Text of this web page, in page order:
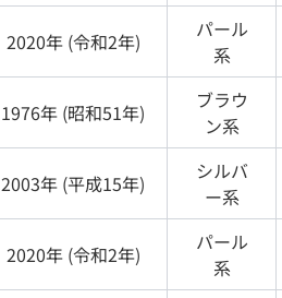
2020年 (令和2年)
パール
系
1976年 (昭和51年)
ブラウ
ン系
2003年 (平成15年)
シルバ
ー系
2020年 (令和2年)
パール
系